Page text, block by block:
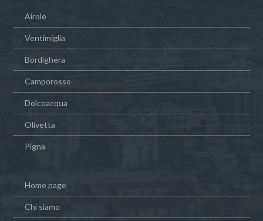
Airole
Ventimiglia
Bordighera
Camporosso
Dolceacqua
Olivetta
Pigna
Home page
Chi siamo